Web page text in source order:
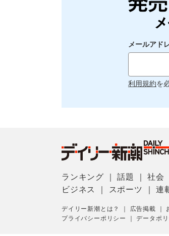
メールアド
利用規約を
ランキング ｜話題 ｜社会
ビジネス
スポーツ ｜連
デイリー新潮とは？ 広告掲載
プライバシーポリシー
｜データポ